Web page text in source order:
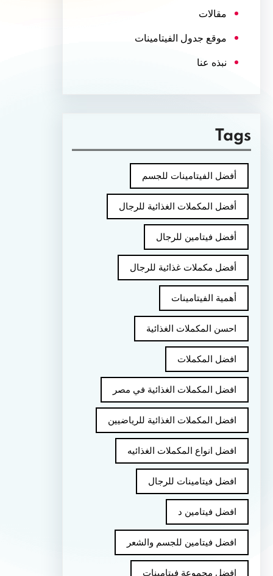
مقالات
موقع جدول الفيتامينات
نبذه عنا
Tags
أفضل الفيتامينات للجسم
أفضل المكملات الغذائية للرجال
أفضل فيتامين للرجال
أفضل مكملات غذائية للرجال
أهمية الفيتامينات
احسن المكملات الغذائية
افضل المكملات
افضل المكملات الغذائية في مصر
افضل المكملات الغذائية للرياضيين
افضل انواع المكملات الغذائيه
افضل فيتامينات للرجال
افضل فيتامين د
افضل فيتامين للجسم والشعر
افضل مجموعة فيتامينات